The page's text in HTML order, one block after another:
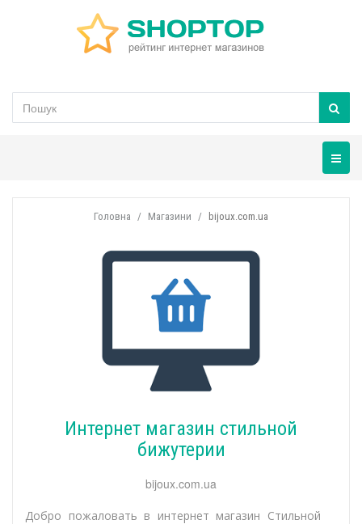
Головна Магазини bijoux.com.ua
Интернет магазин стильной
бижутерии
bijoux.com.ua
Добро пожаловать в интернет магазин Стильной